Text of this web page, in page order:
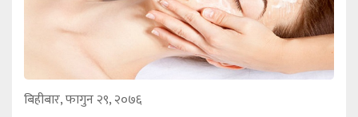
बिहीबार, फागुन २९, २०७६